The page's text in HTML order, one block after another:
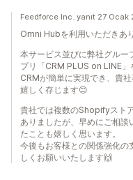
Feedforce Inc. yanıt 27 Ocak
Omni Hubを利用いただきあ
本サービス並びに弊社グル
プリ「CRM PLUS on LINE
CRMが簡単に実現でき、貴
嬉しく存じます😊
貴社では複数のShopifyスト
ありましたが、早めにご相談
たことも嬉しく思います。
今後もお客様との関係強化の
しくお願いいたします🙌